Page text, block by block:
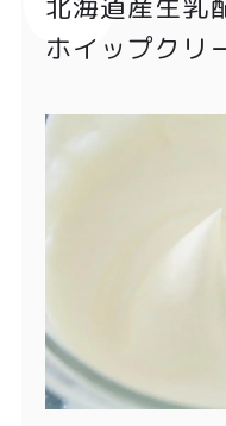
ホイップクリ